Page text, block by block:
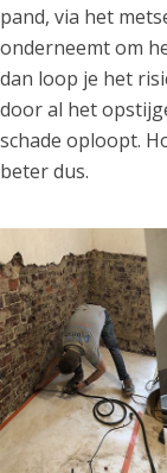
pand, via het
onderneemt om
dan loop je het
door al het
schade oploopt.
beter dus.